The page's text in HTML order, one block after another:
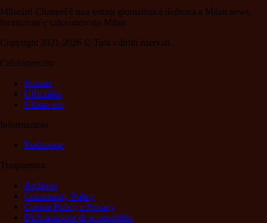
Milanisti Channel è una testata giornalistica dedicata a Milan news,
formazioni e calciomercato Milan
Copyright 2021-2026 © Tutti i diritti riservati.
Calciomercato
Scenari
Ufficialità
Ultima ora
Informazioni
Redazione
Trasparenza
Archivio
Community Policy
Cookie Policy e Privacy
Dichiarazione di accessibilità